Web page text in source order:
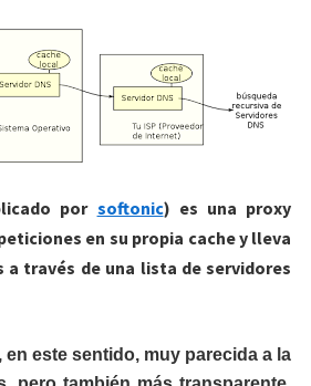
por softonic) es una proxy
en su propia cache y lleva
a través de una lista de servidores
este sentido, muy parecida a la